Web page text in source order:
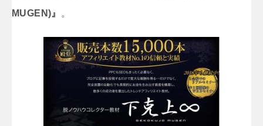
MUGEN)』
。